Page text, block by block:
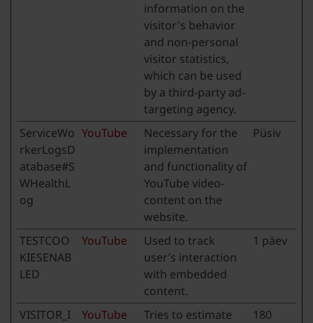
information on the
visitor's behavior
and non-personal
visitor statistics,
which can be used
by a third-party ad-
targeting agency.
ServiceWo
rkerLogsD
atabase#S
WHealthL
og
YouTube
Necessary for the
implementation
and functionality of
YouTube video-
content on the
website.
Püsiv
TESTCOO
KIESENAB
LED
YouTube
Used to track
user’s interaction
with embedded
content.
1 päev
VISITOR_I
YouTube
Tries to estimate
180